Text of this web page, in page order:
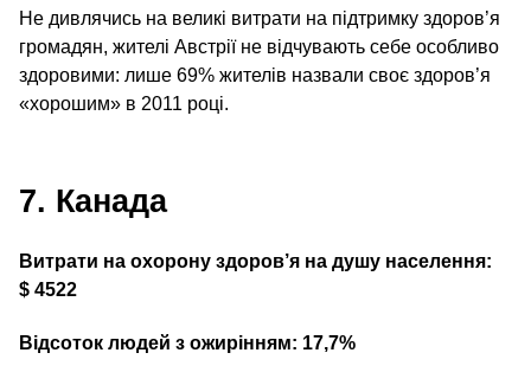
Не дивлячись на великі витрати на підтримку здоров’я
громадян, жителі Австрії не відчувають себе особливо
здоровими: лише 69% жителів назвали своє здоров’я
«хорошим» в 2011 році.
7. Канада
Витрати на охорону здоров’я на душу населення:
$ 4522
Відсоток людей з ожирінням: 17,7%